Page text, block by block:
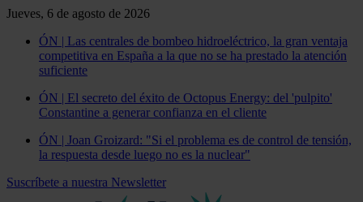
Jueves, 6 de agosto de 2026
ÓN | Las centrales de bombeo hidroeléctrico, la gran ventaja
competitiva en España a la que no se ha prestado la atención
suficiente
ÓN | El secreto del éxito de Octopus Energy: del 'pulpito'
Constantine a generar confianza en el cliente
ÓN | Joan Groizard: "Si el problema es de control de tensión,
la respuesta desde luego no es la nuclear"
Suscríbete a nuestra Newsletter